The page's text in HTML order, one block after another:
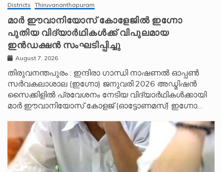
Districts Thiruvananthapuram
മാർ ഈവാനിയോസ് കോളേജിൽ ഇഗ്നോ
പുതിയ വിദ്യാർഥികൾക്ക് വിപുലമായ
ഇൻഡക്ഷൻ സംഘടിപ്പിച്ചു
August 7, 2026
തിരുവനന്തപുരം : ഇന്ദിരാ ഗാന്ധി നാഷണൽ ഓപ്പൺ
സർവകലാശാല (ഇഗ്നോ) ജനുവരി 2026 അഡ്മിഷൻ
സൈക്കിളിൽ പ്രവേശനം നേടിയ വിദ്യാർഥികൾക്കായി
മാർ ഈവാനിയോസ് കോളജ് (ഓട്ടോണമസ്) ഇഗ്നോ…